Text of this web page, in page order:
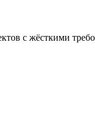
с жёсткими